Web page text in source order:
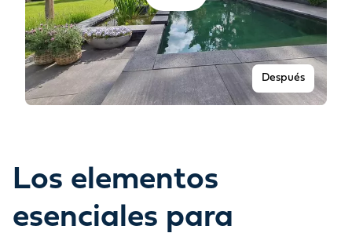
Después
Los elementos
esenciales para